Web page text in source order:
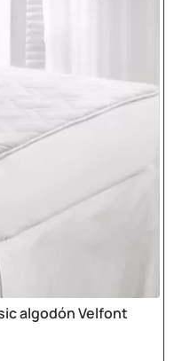
algodón Velfont